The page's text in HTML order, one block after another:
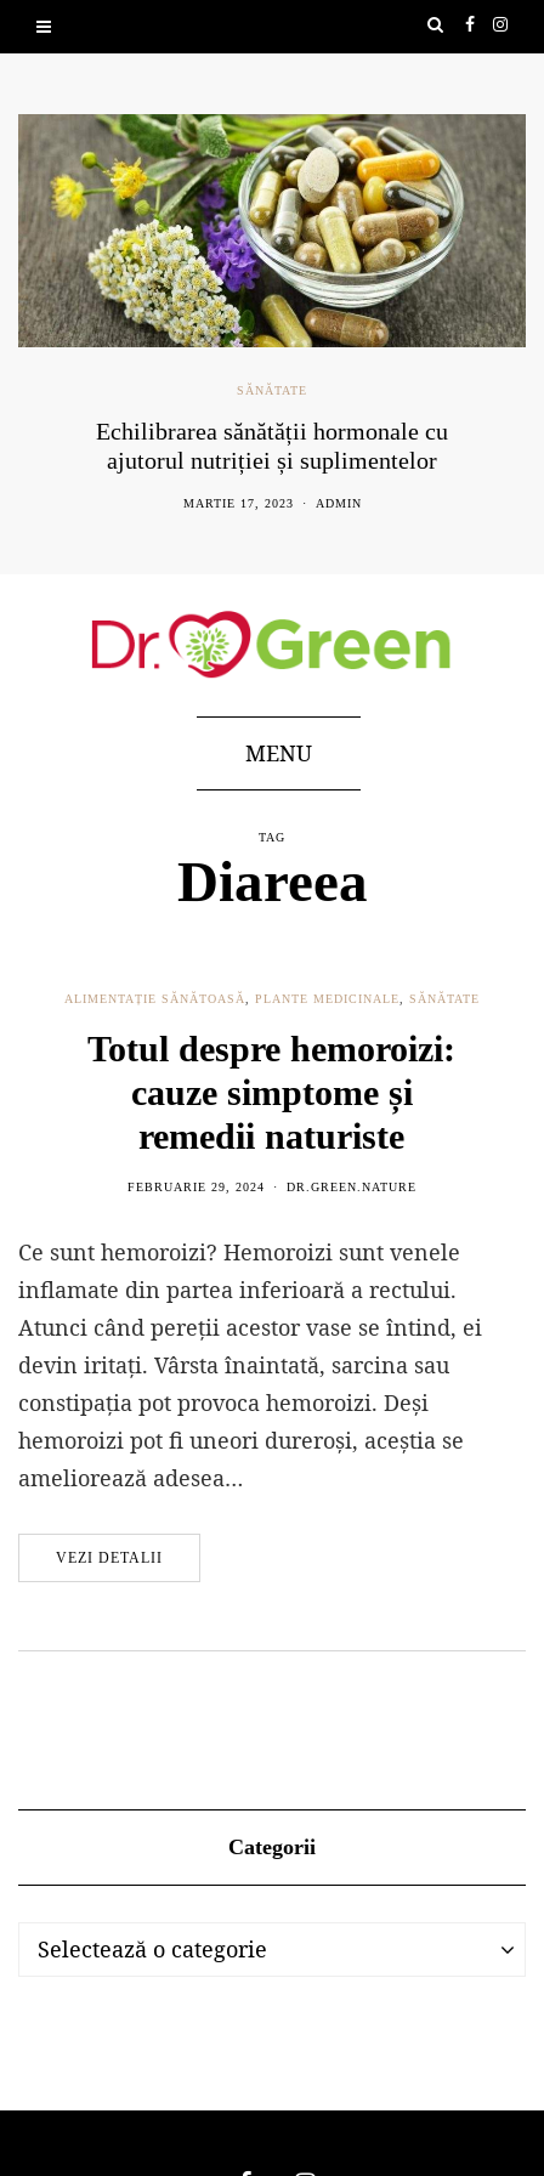
SĂNĂTATE
Echilibrarea sănătății hormonale cu
ajutorul nutriției și suplimentelor
MARTIE 17, 2023 ADMIN
MENU
TAG
Diareea
ALIMENTAȚIE SĂNĂTOASĂ PLANTE MEDICINALE SĂNĂTATE
Totul despre hemoroizi:
cauze simptome și
remedii naturiste
FEBRUARIE 29, 2024 DR.GREEN.NATURE
Ce sunt hemoroizi? Hemoroizi sunt venele
inflamate din partea inferioară a rectului.
Atunci când pereții acestor vase se întind, ei
devin iritați. Vârsta înaintată, sarcina sau
constipația pot provoca hemoroizi. Deși
hemoroizi pot fi uneori dureroși, aceștia se
ameliorează adesea…
VEZI DETALII
Categorii
Categorii
Selectează o categorie
Categorii